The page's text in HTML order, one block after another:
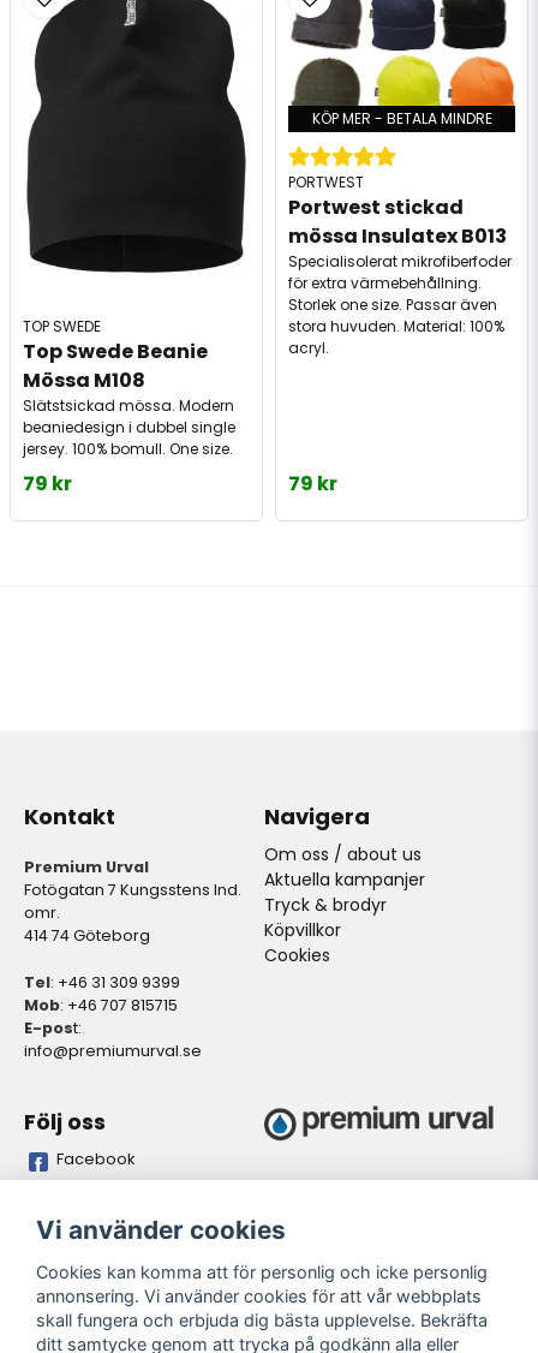
TOP SWEDE
Top Swede Beanie
Mössa M108
Slätstsickad mössa. Modern
beaniedesign i dubbel single
jersey. 100% bomull. One size.
79 kr
KÖP MER - BETALA MINDRE
PORTWEST
Portwest stickad
mössa Insulatex B013
Specialisolerat mikrofiberfoder
för extra värmebehållning.
Storlek one size. Passar även
stora huvuden. Material: 100%
acryl.
79 kr
Kontakt
Premium Urval
Fotögatan 7 Kungsstens Ind.
omr.
414 74 Göteborg
Tel: +46 31 309 9399
Mob: +46 707 815715
E-post:
info@premiumurval.se
Navigera
Om oss / about us
Aktuella kampanjer
Tryck & brodyr
Köpvillkor
Cookies
Följ oss
Facebook
Bankgiro
5837-9371 528641-4
Öppettider butik
Oregelbundet. Önskas
Vi använder cookies
Cookies kan komma att för personlig och icke personlig
annonsering. Vi använder cookies för att vår webbplats
skall fungera och erbjuda dig bästa upplevelse. Bekräfta
ditt samtycke genom att trycka på godkänn alla eller